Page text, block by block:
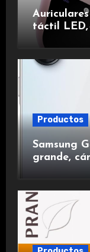
táctil LED,
de ruido,
Productos
Samsung
grande,
duradera